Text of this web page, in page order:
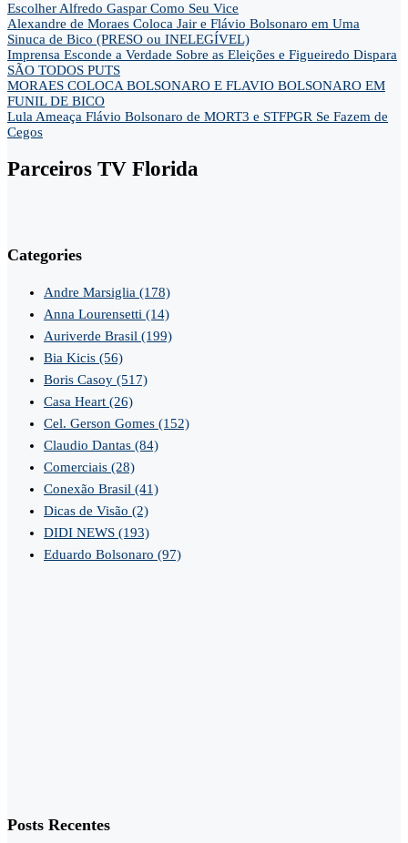
Escolher Alfredo Gaspar Como Seu Vice
Alexandre de Moraes Coloca Jair e Flávio Bolsonaro em Uma
Sinuca de Bico (PRESO ou INELEGÍVEL)
Imprensa Esconde a Verdade Sobre as Eleições e Figueiredo Dispara
SÃO TODOS PUTS
MORAES COLOCA BOLSONARO E FLAVIO BOLSONARO EM
FUNIL DE BICO
Lula Ameaça Flávio Bolsonaro de MORT3 e STFPGR Se Fazem de
Cegos
Parceiros TV Florida
Categories
Andre Marsiglia (178)
Anna Lourensetti (14)
Auriverde Brasil (199)
Bia Kicis (56)
Boris Casoy (517)
Casa Heart (26)
Cel. Gerson Gomes (152)
Claudio Dantas (84)
Comerciais (28)
Conexão Brasil (41)
Dicas de Visão (2)
DIDI NEWS (193)
Eduardo Bolsonaro (97)
Posts Recentes